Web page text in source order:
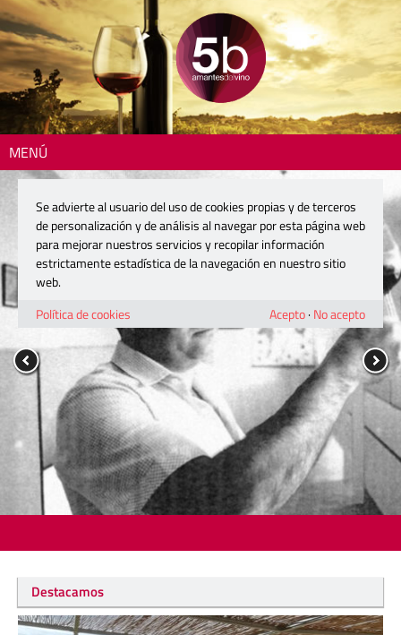
MENÚ
Destacamos
Se advierte al usuario del uso de cookies propias y de terceros
de personalización y de análisis al navegar por esta página web
para mejorar nuestros servicios y recopilar información
estrictamente estadística de la navegación en nuestro sitio
web.
Política de cookies
Acepto· No acepto